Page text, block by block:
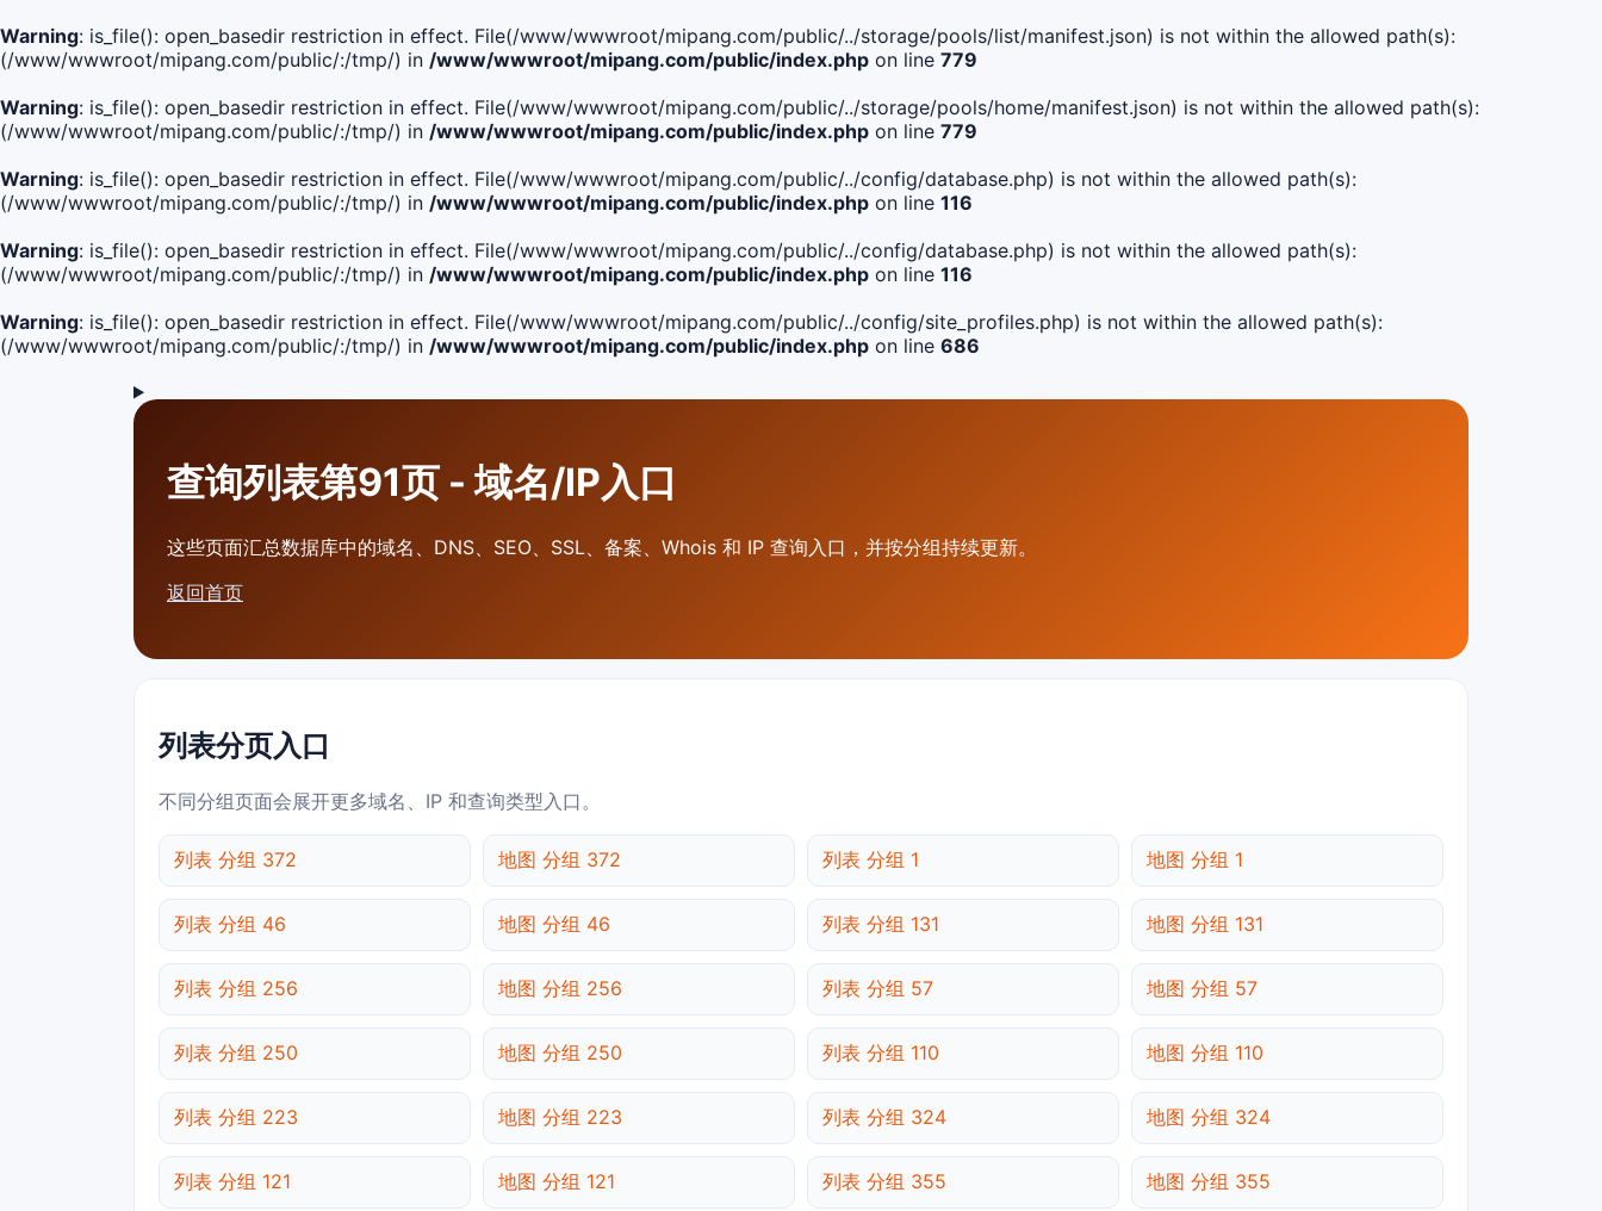
Warning: is_file(): open_basedir restriction in effect. File(/www/wwwroot/mipang.com/public/../storage/pools/list/manifest.json) is not within the allowed path(s):
(/www/wwwroot/mipang.com/public/:/tmp/) in /www/wwwroot/mipang.com/public/index.php on line 779
Warning: is_file(): open_basedir restriction in effect. File(/www/wwwroot/mipang.com/public/../storage/pools/home/manifest.json) is not within the allowed path(s):
(/www/wwwroot/mipang.com/public/:/tmp/) in /www/wwwroot/mipang.com/public/index.php on line 779
Warning: is_file(): open_basedir restriction in effect. File(/www/wwwroot/mipang.com/public/../config/database.php) is not within the allowed path(s):
(/www/wwwroot/mipang.com/public/:/tmp/) in /www/wwwroot/mipang.com/public/index.php on line 116
Warning: is_file(): open_basedir restriction in effect. File(/www/wwwroot/mipang.com/public/../config/database.php) is not within the allowed path(s):
(/www/wwwroot/mipang.com/public/:/tmp/) in /www/wwwroot/mipang.com/public/index.php on line 116
Warning: is_file(): open_basedir restriction in effect. File(/www/wwwroot/mipang.com/public/../config/site_profiles.php) is not within the allowed path(s):
(/www/wwwroot/mipang.com/public/:/tmp/) in /www/wwwroot/mipang.com/public/index.php on line 686
查询列表第91页 - 域名/IP入口
这些页面汇总数据库中的域名、DNS、SEO、SSL、备案、Whois 和 IP 查询入口，并按分组持续更新。
返回首页
列表分页入口
不同分组页面会展开更多域名、IP 和查询类型入口。
列表 分组 372 地图 分组 372 列表 分组 1 地图 分组 1
列表 分组 46 地图 分组 46 列表 分组 131 地图 分组 131
列表 分组 256 地图 分组 256 列表 分组 57 地图 分组 57
列表 分组 250 地图 分组 250 列表 分组 110 地图 分组 110
列表 分组 223 地图 分组 223 列表 分组 324 地图 分组 324
列表 分组 121 地图 分组 121 列表 分组 355 地图 分组 355